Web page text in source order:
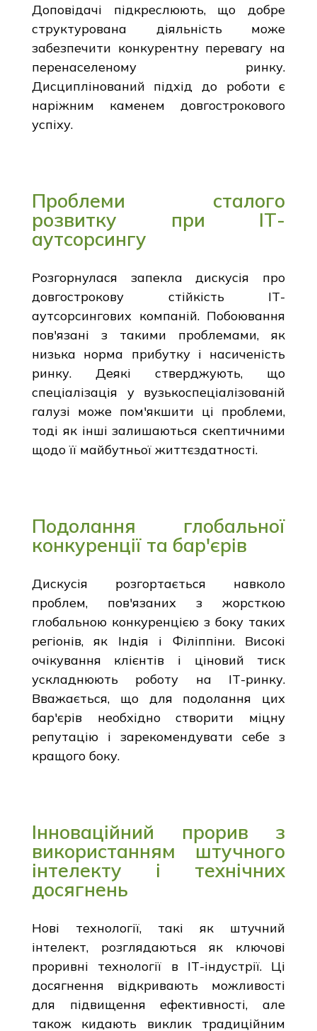
Доповідачі підкреслюють, що добре
структурована діяльність може
забезпечити конкурентну перевагу на
перенаселеному ринку.
Дисциплінований підхід до роботи є
наріжним каменем довгострокового
успіху.
Проблеми сталого
розвитку при ІТ-
аутсорсингу
Розгорнулася запекла дискусія про
довгострокову стійкість ІТ-
аутсорсингових компаній. Побоювання
пов'язані з такими проблемами, як
низька норма прибутку і насиченість
ринку. Деякі стверджують, що
спеціалізація у вузькоспеціалізованій
галузі може пом'якшити ці проблеми,
тоді як інші залишаються скептичними
щодо її майбутньої життєздатності.
Подолання глобальної
конкуренції та бар'єрів
Дискусія розгортається навколо
проблем, пов'язаних з жорсткою
глобальною конкуренцією з боку таких
регіонів, як Індія і Філіппіни. Високі
очікування клієнтів і ціновий тиск
ускладнюють роботу на ІТ-ринку.
Вважається, що для подолання цих
бар'єрів необхідно створити міцну
репутацію і зарекомендувати себе з
кращого боку.
Інноваційний прорив з
використанням штучного
інтелекту і технічних
досягнень
Нові технології, такі як штучний
інтелект, розглядаються як ключові
проривні технології в ІТ-індустрії. Ці
досягнення відкривають можливості
для підвищення ефективності, але
також кидають виклик традиційним